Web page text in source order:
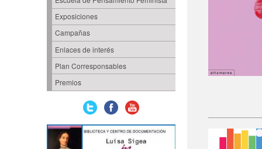
Exposiciones
Campañas
Enlaces de interés
Plan Corresponsables
Premios